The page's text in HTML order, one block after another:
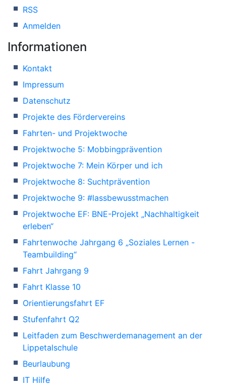
RSS
Anmelden
Informationen
Kontakt
Impressum
Datenschutz
Projekte des Fördervereins
Fahrten- und Projektwoche
Projektwoche 5: Mobbingprävention
Projektwoche 7: Mein Körper und ich
Projektwoche 8: Suchtprävention
Projektwoche 9: #lassbewusstmachen
Projektwoche EF: BNE-Projekt „Nachhaltigkeit
erleben“
Fahrtenwoche Jahrgang 6 „Soziales Lernen -
Teambuilding“
Fahrt Jahrgang 9
Fahrt Klasse 10
Orientierungsfahrt EF
Stufenfahrt Q2
Leitfaden zum Beschwerdemanagement an der
Lippetalschule
Beurlaubung
IT Hilfe